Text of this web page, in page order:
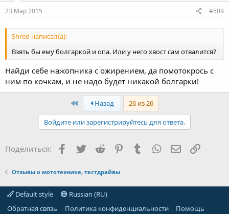
23 Мар 2015 #509
Shred написал(а):
Взять бы ему болгаркой и опа. Или у него хвост сам отвалится?
Найди себе нажопника с ожирением, да помотокрось с
ним по кочкам, и не надо будет никакой болгарки!
First Назад 26 из 26
Войдите или зарегистрируйтесь для ответа.
Поделиться: Facebook
TwitterReddit PinterestTumblr WhatsApp Ссылка
Отзывы о мототехнике, тестдрайвы
Default style
Russian (RU)
Обратная связь
Политика конфиденциальности
Помощь